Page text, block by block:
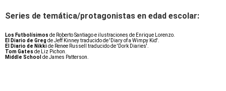
Series de temática/protagonistas en edad escolar:
Los Futbolísimos de Roberto Santiago e ilustraciones de Enrique Lorenzo.
El Diario de Gregde Jeff Kinney traducido de 'Diary of a Wimpy Kid'.
El Diario de Nikkide Renee Russell traducido de 'Dork Diaries'.
Tom Gates de Liz Pichon.
Middle School de James Patterson.